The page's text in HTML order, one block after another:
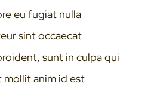
eu fugiat nulla
sint occaecat
sunt in culpa qui
anim id est